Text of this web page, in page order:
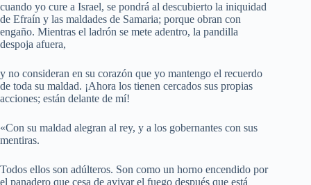
cuando yo cure a Israel, se pondrá al descubierto la iniquidad
de Efraín y las maldades de Samaria; porque obran con
engaño. Mientras el ladrón se mete adentro, la pandilla
despoja afuera,
y no consideran en su corazón que yo mantengo el recuerdo
de toda su maldad. ¡Ahora los tienen cercados sus propias
acciones; están delante de mí!
«Con su maldad alegran al rey, y a los gobernantes con sus
mentiras.
Todos ellos son adúlteros. Son como un horno encendido por
el panadero que cesa de avivar el fuego después que está